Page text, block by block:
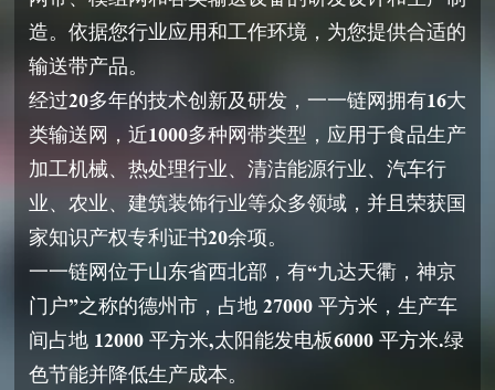
造。依据您行业应用和工作环境，为您提供合适的
输送带产品。
经过20多年的技术创新及研发，一一链网拥有16大
类输送网，近1000多种网带类型，应用于食品生产
加工机械、热处理行业、清洁能源行业、汽车行
业、农业、建筑装饰行业等众多领域，并且荣获国
家知识产权专利证书20余项。
一一链网位于山东省西北部，有“九达天衢，神京
门户”之称的德州市，占地 27000 平方米，生产车
间占地 12000 平方米,太阳能发电板6000 平方米.绿
色节能并降低生产成本。